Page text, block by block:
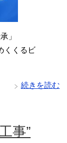
の伝承」
くくるビ
続きを読む
事”